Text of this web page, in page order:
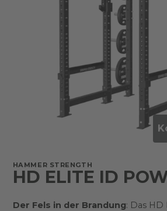
HAMMER STRENGTH
HD ELITE ID
Der Fels in der Brandung: Das